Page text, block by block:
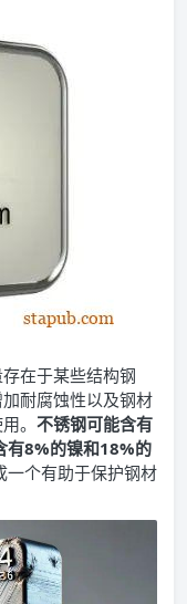
在于某些结构钢
耐腐蚀性以及钢材
。 不锈钢可能含有
有8%的镍和18%的
一个有助于保护钢材